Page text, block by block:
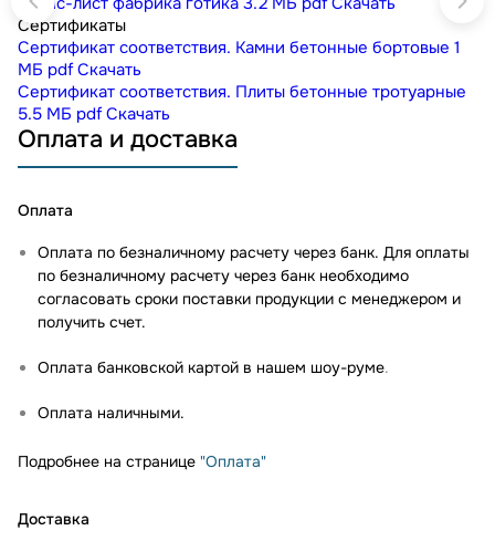
Сертификаты
Сертификат соответствия. Камни бетонные бортовые 1
МБ pdf Скачать
Сертификат соответствия. Плиты бетонные тротуарные
5.5 МБ pdf Скачать
Оплата и доставка
Оплата
Оплата по безналичному расчету через банк. Для оплаты
по безналичному расчету через банк необходимо
согласовать сроки поставки продукции с менеджером и
получить счет.
Оплата банковской картой в нашем шоу-руме.
Оплата наличными.
Подробнее на странице "Оплата"
Доставка